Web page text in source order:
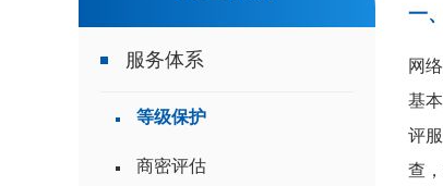
服务体系
等级保护
商密评估
一
网
基
评
查